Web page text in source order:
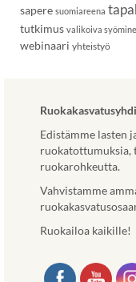
sapere suomiareena
tutkimus valikoiva
webinaari yhteistyö
Edistämme lasten
ruokatottumuksia,
ruokarohkeutta.
Vahvistamme
Ruokailoa kaikille!